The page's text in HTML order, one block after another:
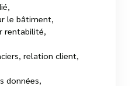
le bâtiment
rentabilité
relation client
données